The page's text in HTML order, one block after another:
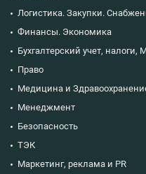
Логистика. Закупки.
Финансы. Экономика
Бухгалтерский учет, налоги,
Право
Медицина и
Менеджмент
Безопасность
ТЭК
Маркетинг, реклама и PR